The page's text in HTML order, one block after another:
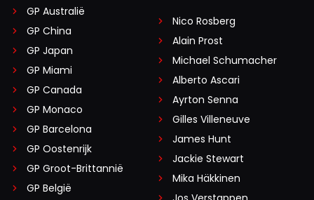
GP Australië
GP China
GP Japan
GP Miami
GP Canada
GP Monaco
GP Barcelona
GP Oostenrijk
GP Groot-Brittannië
GP België
Nico Rosberg
Alain Prost
Michael Schumacher
Alberto Ascari
Ayrton Senna
Gilles Villeneuve
James Hunt
Jackie Stewart
Mika Häkkinen